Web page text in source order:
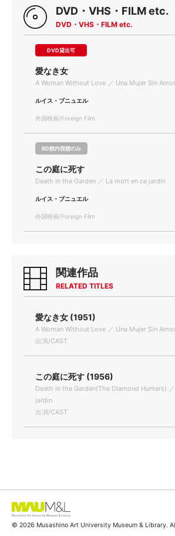
DVD・VHS・FILM etc.
DVD・VHS・FILM etc.
DVD貸出可
愛なき女
A Woman Without Love ／ Una Mujer Sin Amor
ルイス・ブニュエル
外国映画/Foreign Film
BD館内視聴のみ
この庭に死す
Death in the Garden ／ La mort en ce jardin
ルイス・ブニュエル
外国映画/Foreign Film
関連作品
RELATED TITLES
愛なき女 (1951)
A Woman Without Love ／ Una Mujer Sin Amor
出演/CAST
この庭に死す (1956)
Death in the Garden(The Diamond Hunters)
jardin
出演/CAST
© 2026 Musashino Art University Museum & Library.